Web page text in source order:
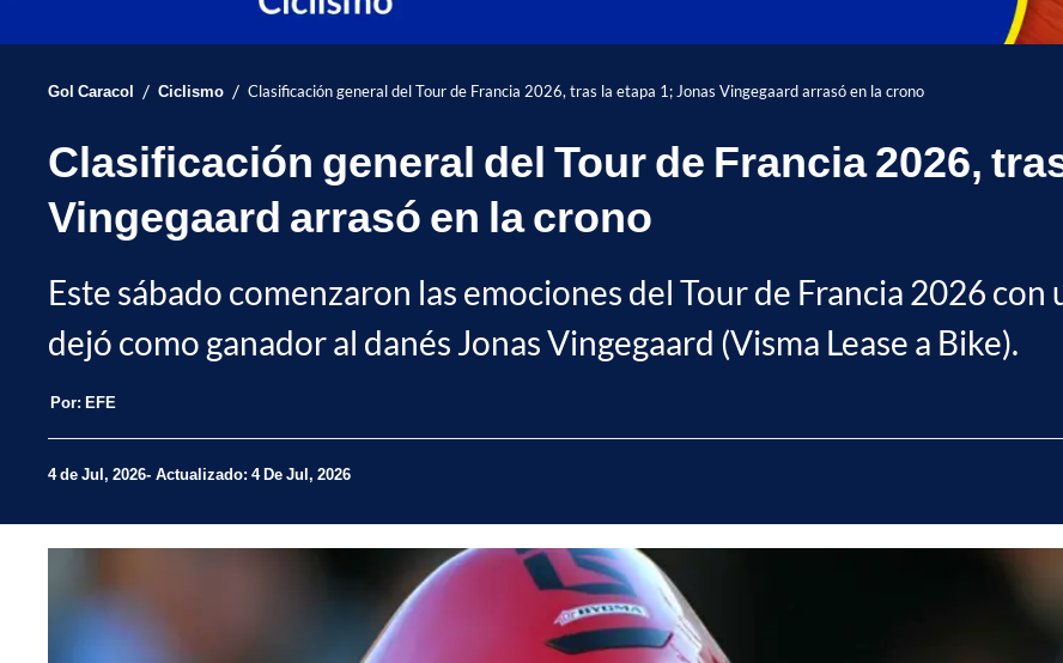
Gol Caracol / Ciclismo / Clasificación general del Tour de Francia 2026, tras la etapa 1; Jonas Vingegaard arrasó en la crono
Clasificación general del Tour de Francia 2026,
Vingegaard arrasó en la crono
Este sábado comenzaron las emociones del Tour de Francia 2026
dejó como ganador al danés Jonas Vingegaard (Visma Lease a Bike).
Por: EFE
4 de Jul, 2026 Actualizado: 4 De Jul, 2026